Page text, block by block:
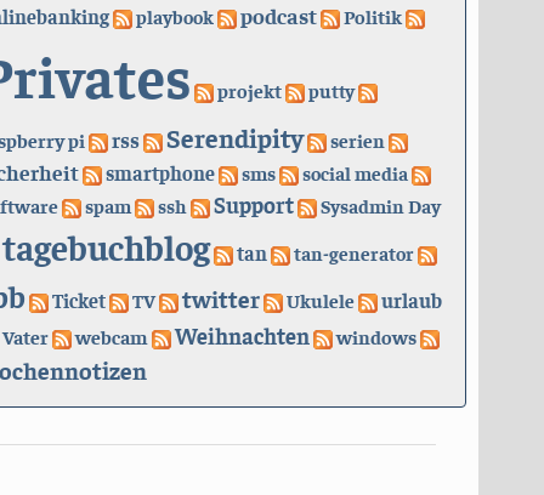
playbook podcast Politik
projekt putty
pi rss Serendipity serien
smartphone sms
social media
spam ssh Support Sysadmin Day
tagebuchblog tan tan-generator
Ticket TV twitter Ukulele urlaub
Vater webcam Weihnachten windows